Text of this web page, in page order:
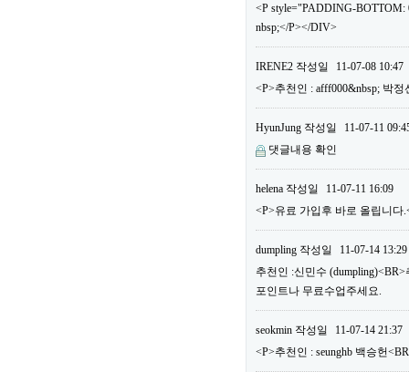
<P style="PADDING-
nbsp;</P></DIV>
IRENE2 작성일
11-07-08 10:47
<P>추천인 : afff000&nbsp; 박
HyunJung 작성일
11-07-11
댓글내용 확인
helena 작성일
11-07-11 16:09
<P>유료 가입후 바로 올립니다
dumpling 작성일
11-07-14 13:29
추천인 :신민수
포인트나 무료수업주세요.
seokmin 작성일
11-07-14 21:37
<P>추천인 : seunghb 백승헌